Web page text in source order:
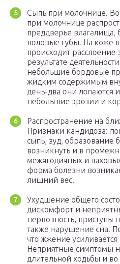
Сыпь при молочнице.
при молочнице
преддверье
половые губы. На коже
происходит расслоение
результате
небольшие бордовые
жидким содержимым
день-два они лопаются
небольшие эрозии и
Распространение на
Признаки кандидоза:
сыпь, зуд, образование
возникнуть и в
межягодичных и
форма болезни
лишний вес.
Ухудшение общего
дискомфорт и
нервозность, приступы
также нарушение сна.
что жжение
Неприятные симптомы
длительной ходьбы и